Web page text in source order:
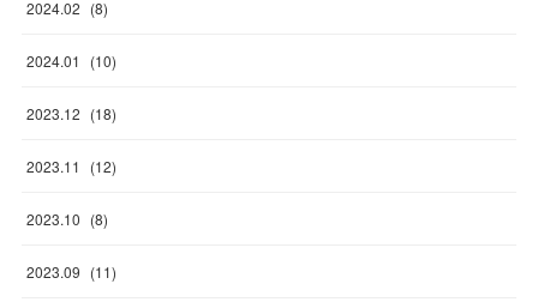
2024.02 (8)
2024.01 (10)
2023.12 (18)
2023.11 (12)
2023.10 (8)
2023.09 (11)